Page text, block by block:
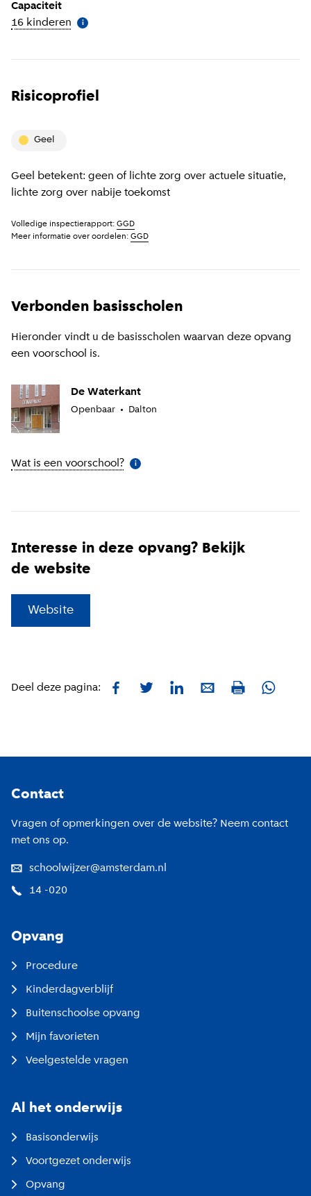
Capaciteit
16 kinderen Meer informatie
i
Risicoprofiel
geel
Geel betekent: geen of lichte zorg over actuele situatie,
lichte zorg over nabije toekomst
Volledige inspectierapport: GGD
Meer informatie over oordelen: GGD
Verbonden basisscholen
Hieronder vindt u de basisscholen waarvan deze opvang
een voorschool is.
De Waterkant
Openbaar Dalton
Wat is een voorschool? Meer informatie
i
Interesse in deze opvang? Bekijk
de website
Website
Deel deze pagina: FacebookTwitterLinkedInE-mailPrint
Contact
Vragen of opmerkingen over de website? Neem contact
met ons op.
schoolwijzer@amsterdam.nl
14 -020
Opvang
Procedure
Kinderdagverblijf
Buitenschoolse opvang
Mijn favorieten
Veelgestelde vragen
Al het onderwijs
Basisonderwijs
Voortgezet onderwijs
Opvang